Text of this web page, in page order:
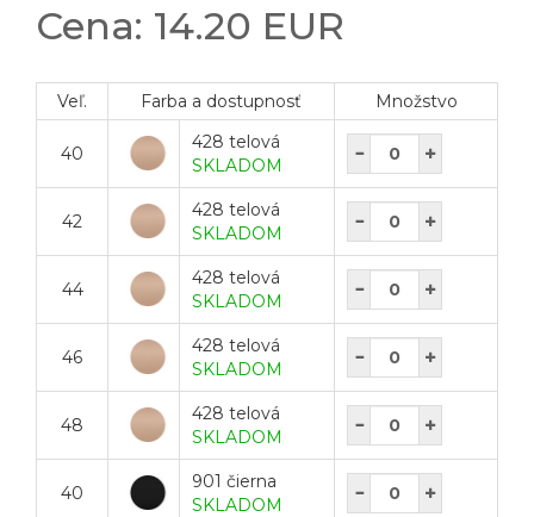
Cena: 14.20 EUR
Veľ. Farba a dostupnosť Množstvo
40
428 telová
SKLADOM
42
428 telová
SKLADOM
44
428 telová
SKLADOM
46
428 telová
SKLADOM
48
428 telová
SKLADOM
40
901 čierna
SKLADOM